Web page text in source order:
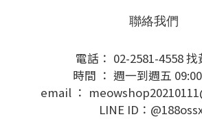
聯絡我們
電話： 02-2581-4558 找
時間 ： 週一到週五
email ：
LINE ID：